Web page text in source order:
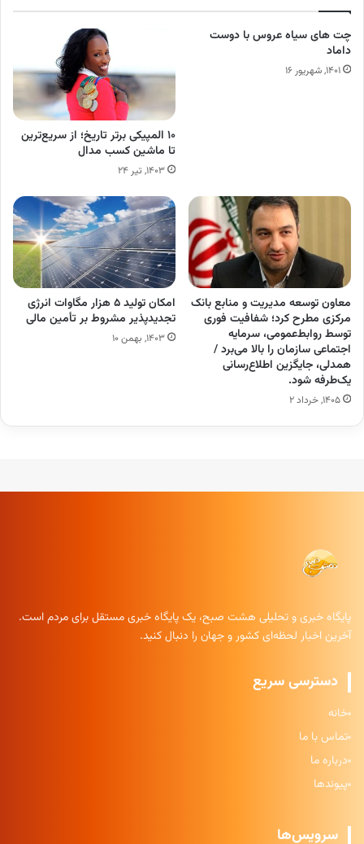
چت های سیاه عروس با دوست
داماد
۱۴۰۱, شهریور ۱۶
۱۰ المپیکی برتر تاریخ؛ از سریع‌ترین
تا ماشین کسب مدال
۱۴۰۳, تیر ۲۴
معاون توسعه مدیریت و منابع بانک
مرکزی مطرح کرد؛ شفافیت فوری
توسط روابط‌عمومی، سرمایه
اجتماعی سازمان را بالا می‌برد /
همدلی، جایگزین اطلاع‌رسانی
یک‌طرفه شود.
۱۴۰۵, خرداد ۲
امکان تولید ۵ هزار مگاوات انرژی
تجدیدپذیر مشروط بر تأمین مالی
۱۴۰۳, بهمن ۱۰
پایگاه خبری و تحلیلی هشت صبح، یک پایگاه خبری مستقل برای مردم است.
آخرین اخبار لحظه‌ای کشور و جهان را دنبال کنید.
دسترسی سریع
خانه
تماس با ما
درباره ما
پیوندها
سرویس‌ها